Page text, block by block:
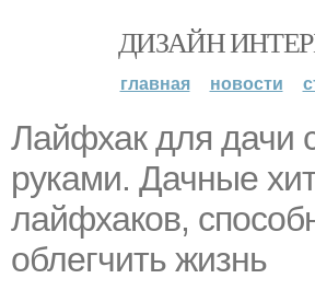
ДИЗАЙН
главная новости
Лайфхак для дачи
руками. Дачные
лайфхаков,
облегчить жизнь